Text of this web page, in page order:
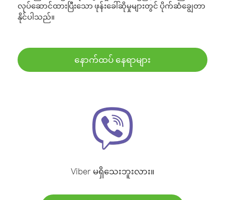
လုပ်ဆောင်ထားပြီးသော ဖုန်းခေါ်ဆိုမှုများတွင် ပိုက်ဆံချွေတာ
နိုင်ပါသည်။
နောက်ထပ် နေရာများ
Viber မရှိသေးဘူးလား။